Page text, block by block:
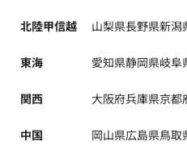
北陸甲信越 山梨県長野県新潟
東海 愛知県静岡県岐阜
関西 大阪府兵庫県京都
中国 岡山県広島県鳥取